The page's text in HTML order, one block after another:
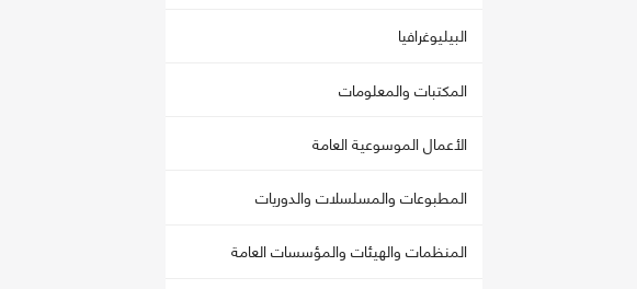
البيليوغرافيا
المكتبات والمعلومات
الأعمال الموسوعية العامة
المطبوعات والمسلسلات والدوريات
المنظمات والهيئات والمؤسسات العامة